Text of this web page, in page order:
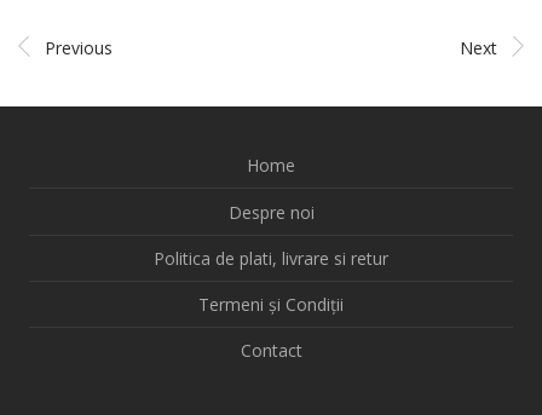
Previous Next
Home
Despre noi
Politica de plati, livrare si retur
Termeni și Condiții
Contact